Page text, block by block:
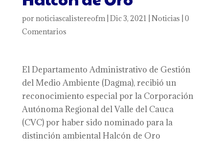
por noticiascalistereofm| Dic 3, 2021 Noticias 0
Comentarios
El Departamento Administrativo de Gestión
del Medio Ambiente (Dagma), recibió un
reconocimiento especial por la Corporación
Autónoma Regional del Valle del Cauca
(CVC) por haber sido nominado para la
distinción ambiental Halcón de Oro